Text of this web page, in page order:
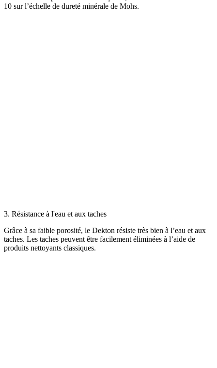
10 sur l’échelle de dureté minérale de Mohs.
3. Résistance à l'eau et aux taches
Grâce à sa faible porosité, le Dekton résiste très bien à l’eau et aux
taches. Les taches peuvent être facilement éliminées à l’aide de
produits nettoyants classiques.